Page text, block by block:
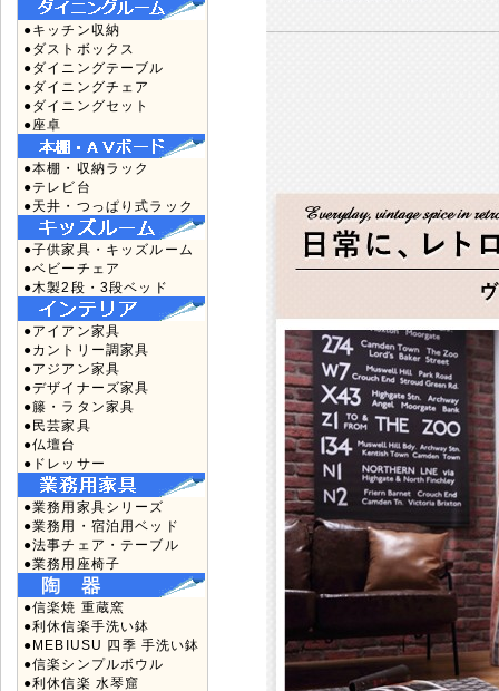
●キッチン収納
●ダストボックス
●ダイニングテーブル
●ダイニングチェア
●ダイニングセット
●座卓
●本棚・収納ラック
●テレビ台
●天井・つっぱり式ラック
●子供家具・キッズルーム
●ベビーチェア
●木製2段・3段ベッド
●アイアン家具
●カントリー調家具
●アジアン家具
●デザイナーズ家具
●籐・ラタン家具
●民芸家具
●仏壇台
●ドレッサー
●業務用家具シリーズ
●業務用・宿泊用ベッド
●法事チェア・テーブル
●業務用座椅子
●信楽焼 重蔵窯
●利休信楽手洗い鉢
●MEBIUSU 四季 手洗い鉢
●信楽シンプルボウル
●利休信楽 水琴窟